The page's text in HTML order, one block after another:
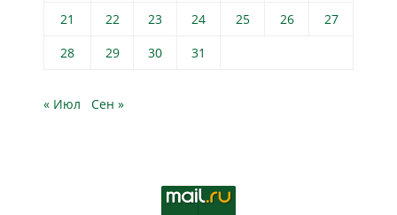
21
22 23 24 25 26
27
28
29 30 31
« Июл Сен »